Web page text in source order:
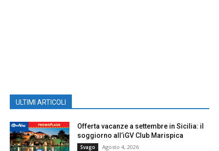
ULTIMI ARTICOLI
Offerta vacanze a settembre in Sicilia: il
soggiorno all’iGV Club Marispica
Svago Agosto 4, 2026